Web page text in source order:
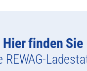
Hier finden Sie
REWAG-